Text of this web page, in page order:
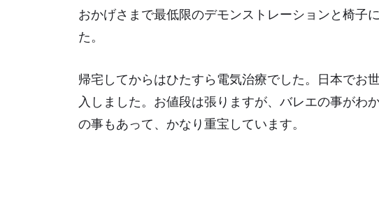
おかげさまで最低限のデモンストレーションと椅子
た。
帰宅してからはひたすら電気治療でした。日本でお
入しました。お値段は張りますが、バレエの事がわ
の事もあって、かなり重宝しています。